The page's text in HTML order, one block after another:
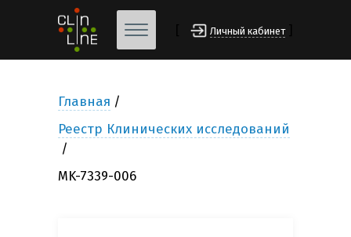
Личный кабинет
Главная
Реестр Клинических исследований
MK-7339-006